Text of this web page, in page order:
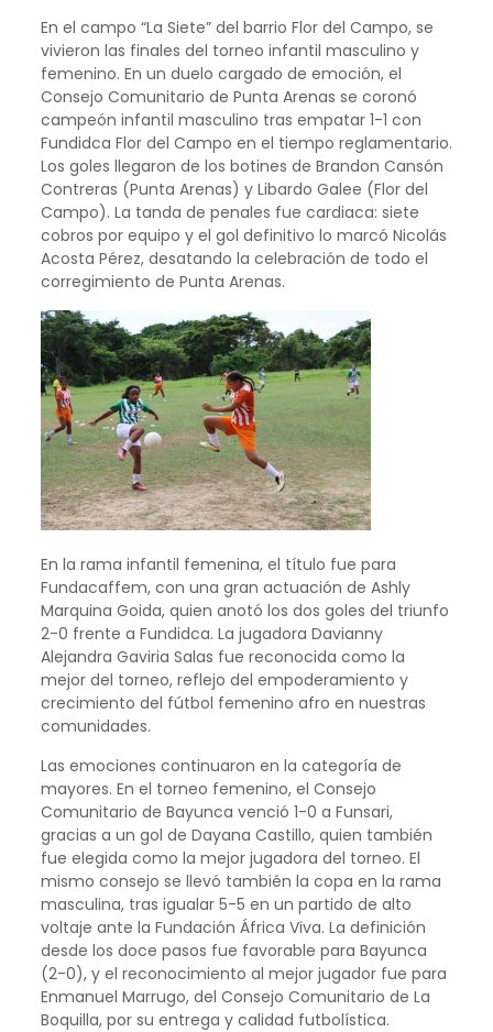
En el campo “La Siete” del barrio Flor del Campo, se
vivieron las finales del torneo infantil masculino y
femenino. En un duelo cargado de emoción, el
Consejo Comunitario de Punta Arenas se coronó
campeón infantil masculino tras empatar 1-1 con
Fundidca Flor del Campo en el tiempo reglamentario.
Los goles llegaron de los botines de Brandon Cansón
Contreras (Punta Arenas) y Libardo Galee (Flor del
Campo). La tanda de penales fue cardiaca: siete
cobros por equipo y el gol definitivo lo marcó Nicolás
Acosta Pérez, desatando la celebración de todo el
corregimiento de Punta Arenas.
En la rama infantil femenina, el título fue para
Fundacaffem, con una gran actuación de Ashly
Marquina Goida, quien anotó los dos goles del triunfo
2-0 frente a Fundidca. La jugadora Davianny
Alejandra Gaviria Salas fue reconocida como la
mejor del torneo, reflejo del empoderamiento y
crecimiento del fútbol femenino afro en nuestras
comunidades.
Las emociones continuaron en la categoría de
mayores. En el torneo femenino, el Consejo
Comunitario de Bayunca venció 1-0 a Funsari,
gracias a un gol de Dayana Castillo, quien también
fue elegida como la mejor jugadora del torneo. El
mismo consejo se llevó también la copa en la rama
masculina, tras igualar 5-5 en un partido de alto
voltaje ante la Fundación África Viva. La definición
desde los doce pasos fue favorable para Bayunca
(2-0), y el reconocimiento al mejor jugador fue para
Enmanuel Marrugo, del Consejo Comunitario de La
Boquilla, por su entrega y calidad futbolística.